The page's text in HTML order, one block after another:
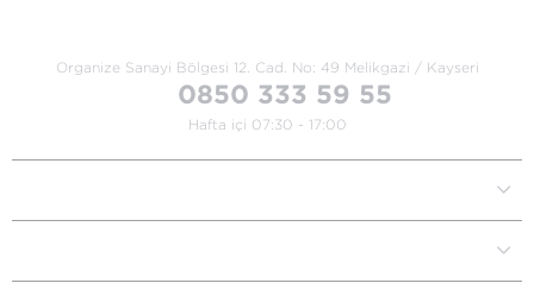
Organize Sanayi Bölgesi 12. Cad. No: 49 Melikgazi / Kayseri
0850 333 59 55
Hafta içi 07:30 - 17:00